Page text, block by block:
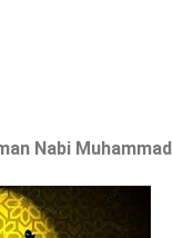
Nabi Muhammad